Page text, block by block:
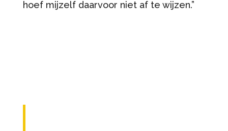
hoef mijzelf daarvoor niet af te wijzen.”